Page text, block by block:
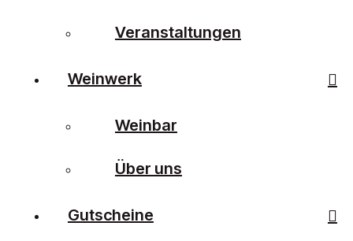
Veranstaltungen
Weinwerk
Weinbar
Über uns
Gutscheine